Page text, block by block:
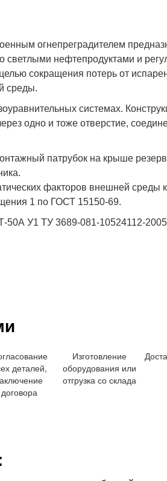
огнепреградителем
светлыми нефтепродуктами и
сокращения потерь от
среды.
системах.
одно и тоже отверстие,
патрубок на крыше
факторов внешней среды
1 по ГОСТ 15150-69.
50А У1 ТУ 3689-081-10524112-2005
деталей,
договора
Изготовление
оборудования или
отгрузка со склада